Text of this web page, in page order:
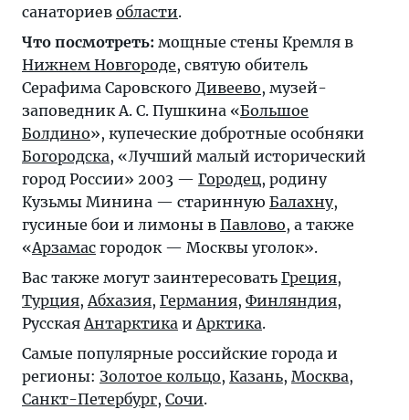
санаториев области.
Что посмотреть: мощные стены Кремля в
Нижнем Новгороде, святую обитель
Серафима Саровского Дивеево, музей-
заповедник А. С. Пушкина «Большое
Болдино», купеческие добротные особняки
Богородска, «Лучший малый исторический
город России» 2003 — Городец, родину
Кузьмы Минина — старинную Балахну,
гусиные бои и лимоны в Павлово, а также
«Арзамас городок — Москвы уголок».
Вас также могут заинтересовать Греция,
Турция,Абхазия, Германия, Финляндия,
РусскаяАнтарктика иАрктика.
Самые популярные российские города и
регионы: Золотое кольцо, Казань, Москва,
Санкт-Петербург, Сочи.